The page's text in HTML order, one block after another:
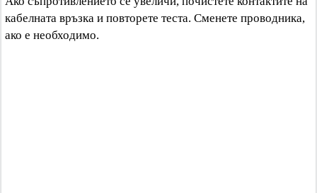
кабелната връзка и повторете теста. Сменете проводника,
ако е необходимо.